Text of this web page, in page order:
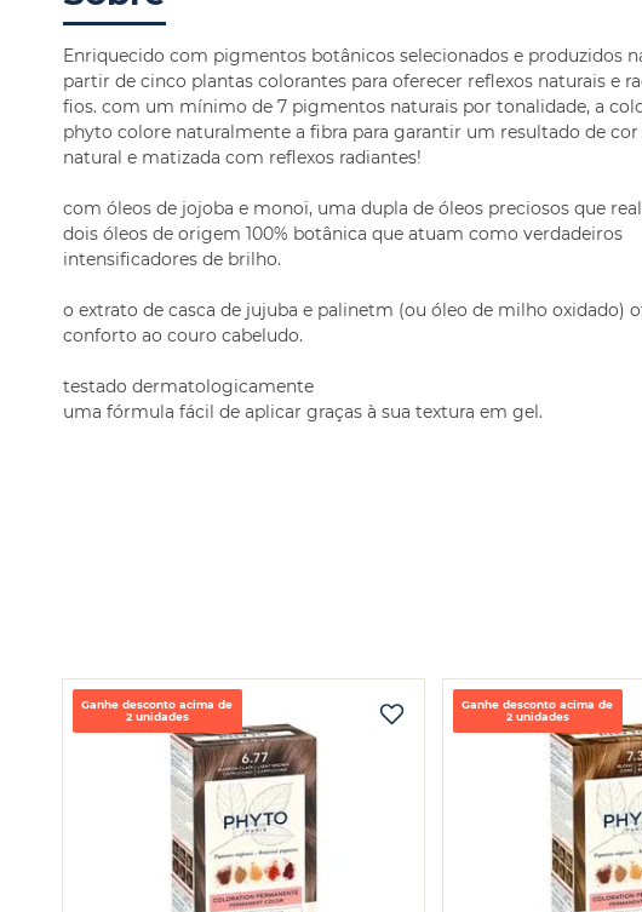
Enriquecido com pigmentos botânicos selecionados e produzidos
partir de cinco plantas colorantes para oferecer reflexos naturais e
fios. com um mínimo de 7 pigmentos naturais por tonalidade, a
phyto colore naturalmente a fibra para garantir um resultado de cor
natural e matizada com reflexos radiantes!
com óleos de jojoba e monoï, uma dupla de óleos preciosos que
dois óleos de origem 100% botânica que atuam como verdadeiros
intensificadores de brilho.
o extrato de casca de jujuba e palinetm (ou óleo de milho oxidado)
conforto ao couro cabeludo.
testado dermatologicamente
uma fórmula fácil de aplicar graças à sua textura em gel.
Ganhe desconto acima de
2 unidades
Ganhe desconto acima de
2 unidades